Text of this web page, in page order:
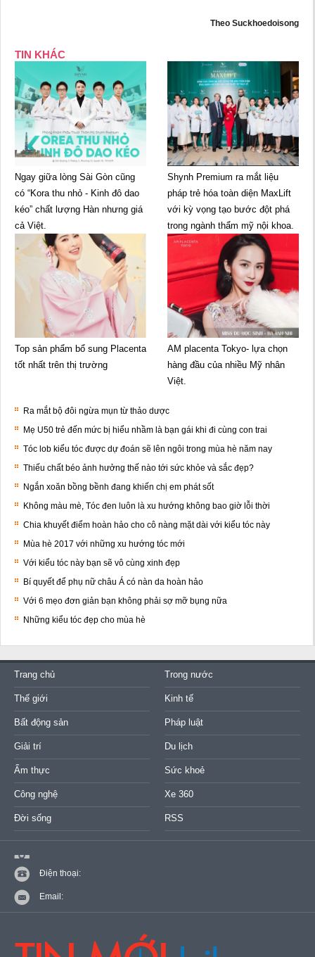
Theo Suckhoedoisong
TIN KHÁC
Ngay giữa lòng Sài Gòn cũng
có “Kora thu nhỏ - Kinh đô dao
kéo” chất lượng Hàn nhưng giá
cả Việt.
Shynh Premium ra mắt liệu
pháp trẻ hóa toàn diện MaxLift
với kỳ vọng tạo bước đột phá
trong ngành thẩm mỹ nội khoa.
Top sản phẩm bổ sung Placenta
tốt nhất trên thị trường
AM placenta Tokyo- lựa chọn
hàng đầu của nhiều Mỹ nhân
Việt.
Ra mắt bộ đôi ngừa mụn từ thảo dược
Mẹ U50 trẻ đến mức bị hiểu nhầm là bạn gái khi đi cùng con trai
Tóc lob kiểu tóc được dự đoán sẽ lên ngôi trong mùa hè năm nay
Thiếu chất béo ảnh hưởng thế nào tới sức khỏe và sắc đẹp?
Ngắn xoăn bồng bềnh đang khiến chị em phát sốt
Không màu mè, Tóc đen luôn là xu hướng không bao giờ lỗi thời
Chia khuyết điểm hoàn hảo cho cô nàng mặt dài với kiểu tóc này
Mùa hè 2017 với những xu hướng tóc mới
Với kiểu tóc này bạn sẽ vô cùng xinh đẹp
Bí quyết để phụ nữ châu Á có nàn da hoàn hảo
Với 6 mẹo đơn giản bạn không phải sợ mỡ bụng nữa
Những kiểu tóc đẹp cho mùa hè
Trang chủ Trong nước
Thế giới Kinh tế
Bất động sản Pháp luật
Giải trí Du lịch
Ẩm thực Sức khoẻ
Công nghệ Xe 360
Đời sống RSS
Điện thoại:
Email: